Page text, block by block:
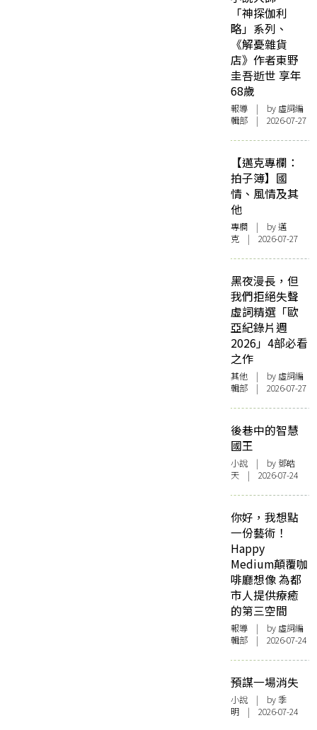
「神探伽利
略」系列、
《解憂雜貨
店》作者東野
圭吾逝世 享年
68歲
報導 | by 虛詞編
輯部 | 2026-07-27
【邁克專欄：
拍子簿】國
情、風情及其
他
專欄 | by邁
克 | 2026-07-27
黑夜漫長，但
我們拒絕失聲
虛詞精選「歐
亞紀錄片週
2026」4部必看
之作
其他 | by 虛詞編
輯部 | 2026-07-27
後巷中的智慧
國王
小說 | by 鄧皓
天 | 2026-07-24
你好，我想點
一份藝術！
Happy
Medium顛覆咖
啡廳想像 為都
市人提供療癒
的第三空間
報導 | by 虛詞編
輯部 | 2026-07-24
預謀一場消失
小說 | by 季
明 | 2026-07-24